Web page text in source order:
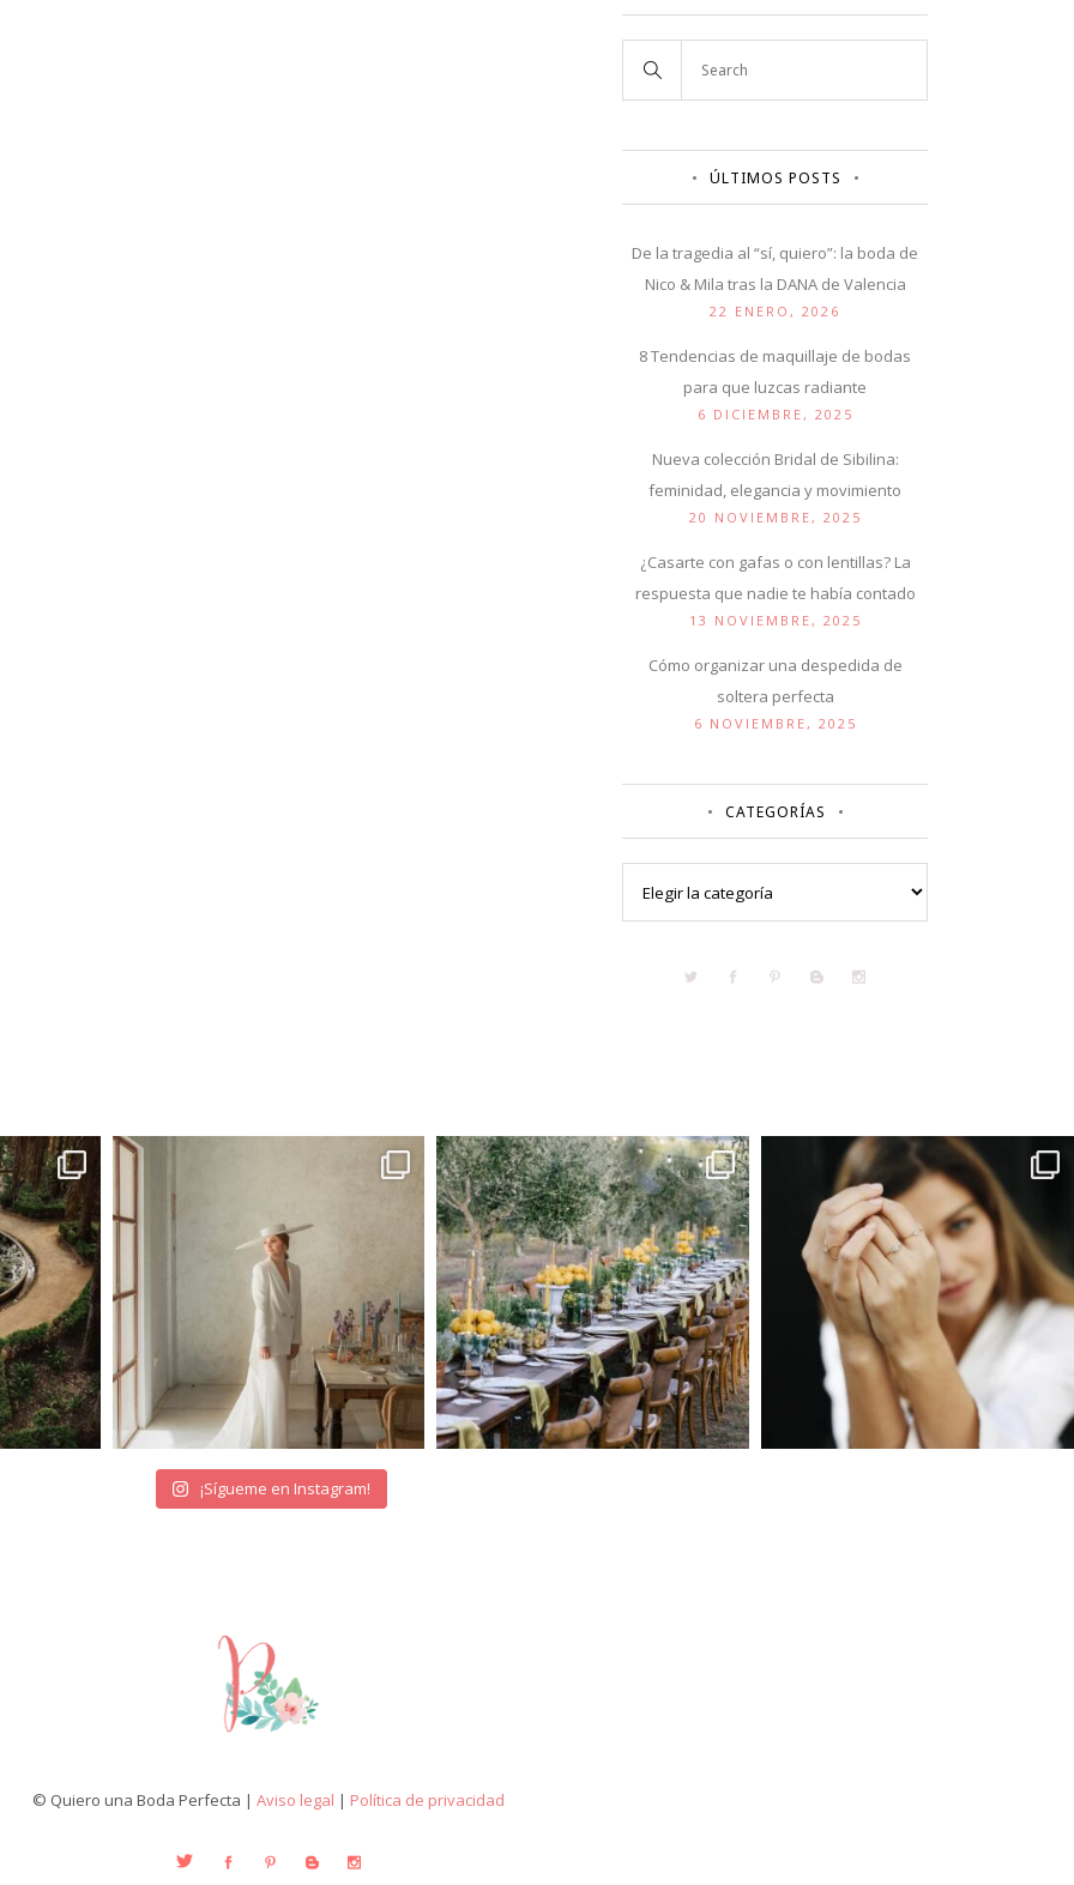
ÚLTIMOS POSTS
De la tragedia al “sí, quiero”: la boda de
Nico & Mila tras la DANA de Valencia
22 ENERO, 2026
8 Tendencias de maquillaje de bodas
para que luzcas radiante
6 DICIEMBRE, 2025
Nueva colección Bridal de Sibilina:
feminidad, elegancia y movimiento
20 NOVIEMBRE, 2025
¿Casarte con gafas o con lentillas? La
respuesta que nadie te había contado
13 NOVIEMBRE, 2025
Cómo organizar una despedida de
soltera perfecta
6 NOVIEMBRE, 2025
CATEGORÍAS
¡Sígueme en Instagram!
© Quiero una Boda Perfecta | Aviso legal | Política de privacidad